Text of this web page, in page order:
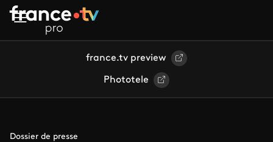
Aller au contenu principal
france.tv preview
Phototele
Dossier de presse